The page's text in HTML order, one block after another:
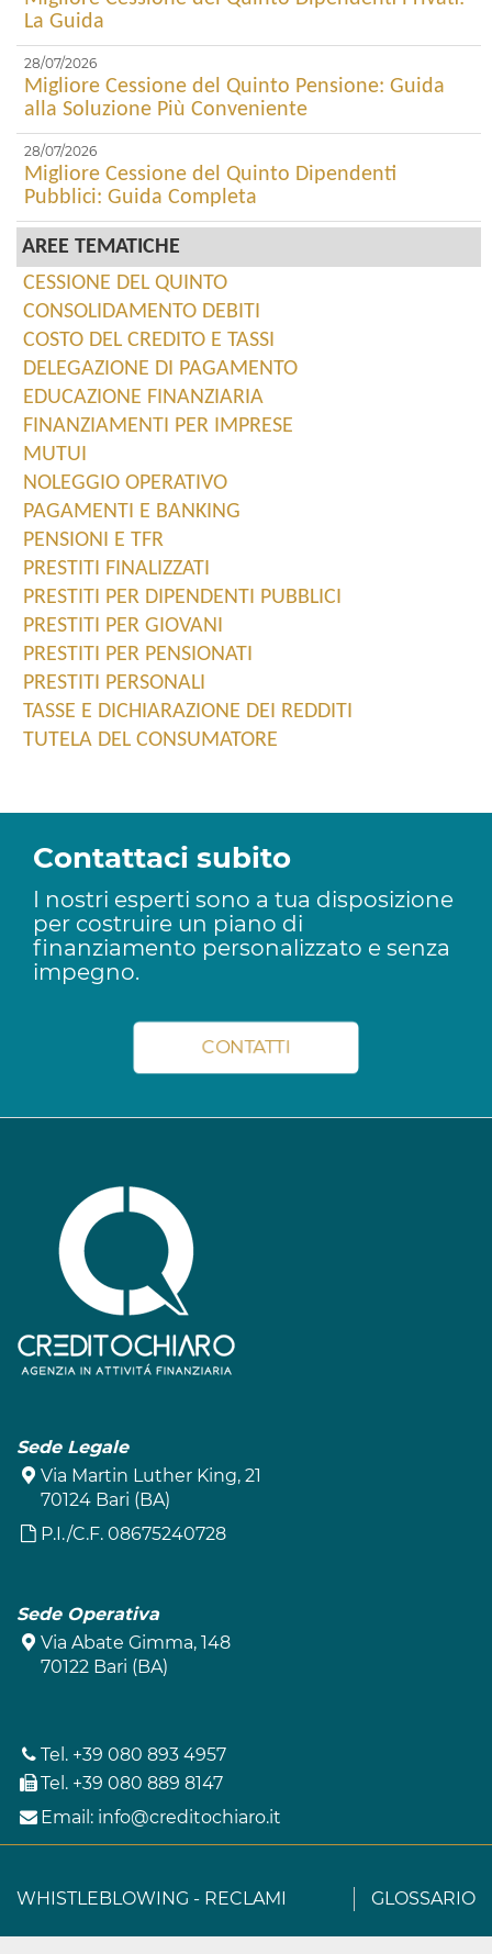
La Guida
28/07/2026
Migliore Cessione del Quinto Pensione: Guida
alla Soluzione Più Conveniente
28/07/2026
Migliore Cessione del Quinto Dipendenti
Pubblici: Guida Completa
AREE TEMATICHE
CESSIONE DEL QUINTO
CONSOLIDAMENTO DEBITI
COSTO DEL CREDITO E TASSI
DELEGAZIONE DI PAGAMENTO
EDUCAZIONE FINANZIARIA
FINANZIAMENTI PER IMPRESE
MUTUI
NOLEGGIO OPERATIVO
PAGAMENTI E BANKING
PENSIONI E TFR
PRESTITI FINALIZZATI
PRESTITI PER DIPENDENTI PUBBLICI
PRESTITI PER GIOVANI
PRESTITI PER PENSIONATI
PRESTITI PERSONALI
TASSE E DICHIARAZIONE DEI REDDITI
TUTELA DEL CONSUMATORE
Contattaci subito
I nostri esperti sono a tua disposizione
per costruire un piano di
finanziamento personalizzato e senza
impegno.
CONTATTI
Sede Legale
Via Martin Luther King, 21
70124 Bari (BA)
P.I./C.F. 08675240728
Sede Operativa
Via Abate Gimma, 148
70122 Bari (BA)
Tel. +39 080 893 4957
Tel. +39 080 889 8147
Email: info@creditochiaro.it
WHISTLEBLOWING - RECLAMI GLOSSARIO